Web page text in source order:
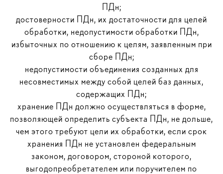
ПДн;
достоверности ПДн, их достаточности для целей
обработки, недопустимости обработки ПДн,
избыточных по отношению к целям, заявленным при
сборе ПДн;
недопустимости объединения созданных для
несовместимых между собой целей баз данных,
содержащих ПДн;
хранение ПДн должно осуществляться в форме,
позволяющей определить субъекта ПДн, не дольше,
чем этого требуют цели их обработки, если срок
хранения ПДн не установлен федеральным
законом, договором, стороной которого,
выгодопреобретателем или поручителем по